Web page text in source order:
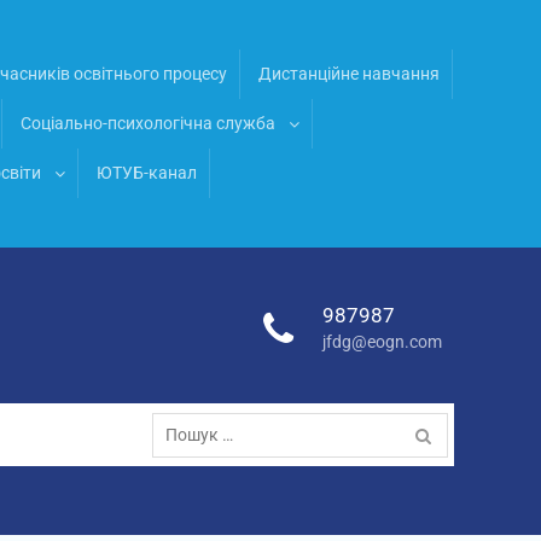
освітнього процесу Дистанційне навчання
Соціально-психологічна служба
ЮТУБ-канал
987987
jfdg@eogn.com
Пошук: